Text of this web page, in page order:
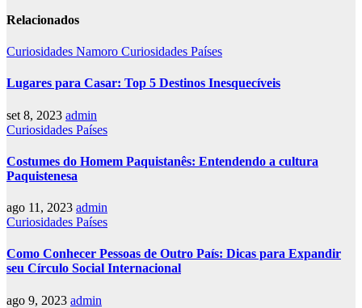
Relacionados
Curiosidades Namoro Curiosidades Países
Lugares para Casar: Top 5 Destinos Inesquecíveis
set 8, 2023 admin
Curiosidades Países
Costumes do Homem Paquistanês: Entendendo a cultura
Paquistenesa
ago 11, 2023 admin
Curiosidades Países
Como Conhecer Pessoas de Outro País: Dicas para Expandir
seu Círculo Social Internacional
ago 9, 2023 admin